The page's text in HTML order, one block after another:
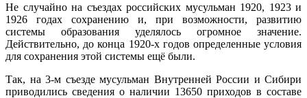
Не случайно на съездах российских мусульман 1920, 1923 и
1926 годах сохранению и, при возможности, развитию
системы образования уделялось огромное значение.
Действительно, до конца 1920-х годов определенные условия
для сохранения этой системы ещё были.
Так, на 3-м съезде мусульман Внутренней России и Сибири
приводились сведения о наличии 13650 приходов в составе